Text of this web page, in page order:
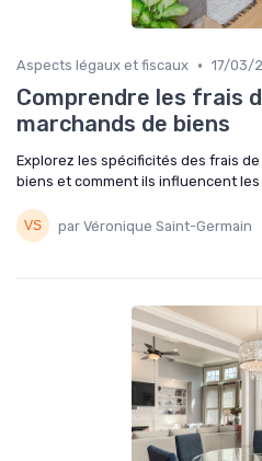
Aspects légaux et fiscaux • 17/03/
Comprendre les frais
marchands de biens
Explorez les spécificités des frais
biens et comment ils influencent
par Véronique Saint-Germain